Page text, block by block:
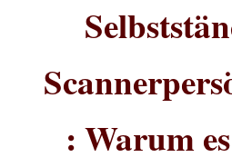
: Warum